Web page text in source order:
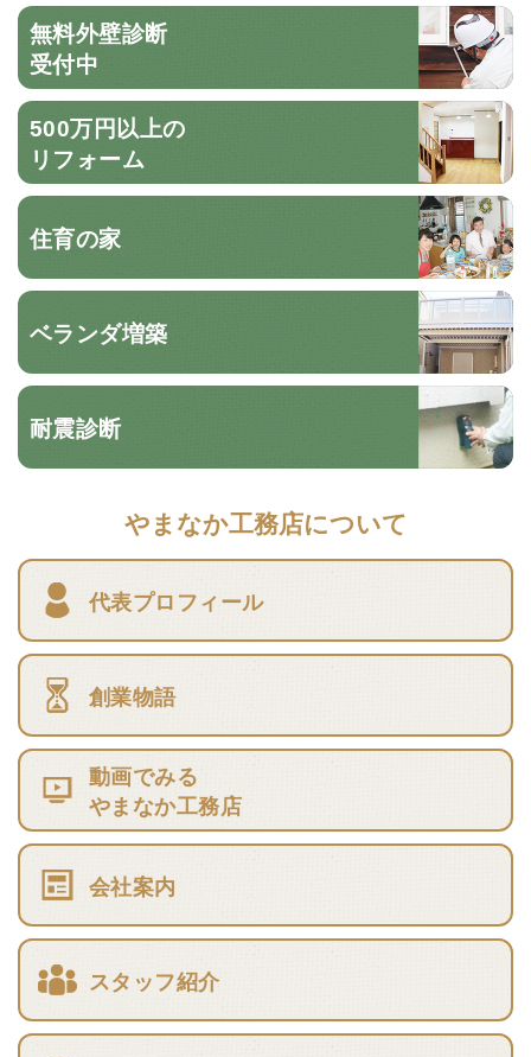
無料外壁診断
受付中
500万円以上の
リフォーム
住育の家
ベランダ増築
耐震診断
やまなか工務店について
代表プロフィール
創業物語
動画でみる
やまなか工務店
会社案内
スタッフ紹介